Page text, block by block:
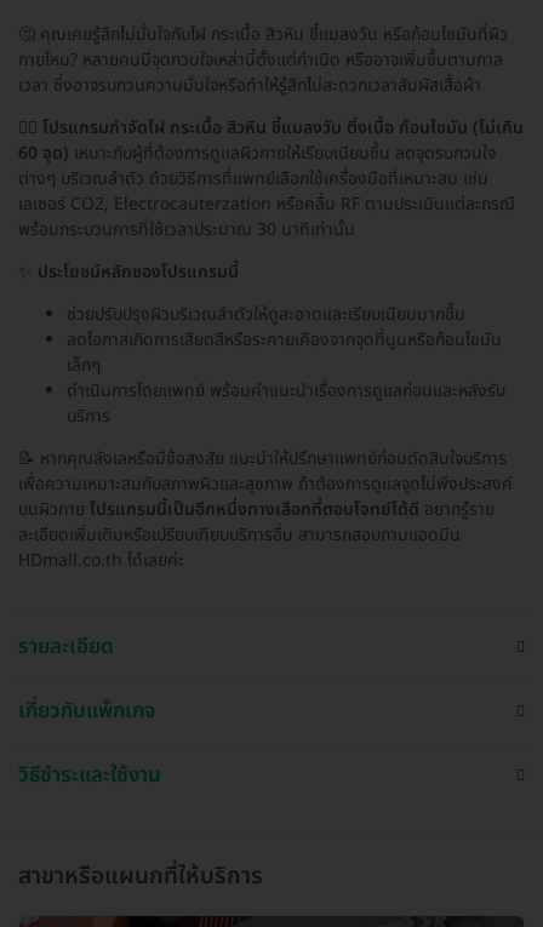
🤔 คุณเคยรู้สึกไม่มั่นใจกับไฝ กระเนื้อ สิวหิน ขี้แมลงวัน หรือก้อนไขมันที่ผิว
กายไหม? หลายคนมีจุดกวนใจเหล่านี้ตั้งแต่กำเนิด หรืออาจเพิ่มขึ้นตามกาล
เวลา ซึ่งอาจรบกวนความมั่นใจหรือทำให้รู้สึกไม่สะดวกเวลาสัมผัสเสื้อผ้า
👨‍⚕️ โปรแกรมกำจัดไฝ กระเนื้อ สิวหิน ขี้แมลงวัน ติ่งเนื้อ ก้อนไขมัน (ไม่เกิน
60 จุด) เหมาะกับผู้ที่ต้องการดูแลผิวกายให้เรียบเนียนขึ้น ลดจุดรบกวนใจ
ต่างๆ บริเวณลำตัว ด้วยวิธีการที่แพทย์เลือกใช้เครื่องมือที่เหมาะสม เช่น
เลเซอร์ CO2, Electrocauterzation หรือคลื่น RF ตามประเมินแต่ละกรณี
พร้อมกระบวนการที่ใช้เวลาประมาณ 30 นาทีเท่านั้น
ประโยชน์หลักของโปรแกรมนี้
ช่วยปรับปรุงผิวบริเวณลำตัวให้ดูสะอาดและเรียบเนียนมากขึ้น
ลดโอกาสเกิดการเสียดสีหรือระคายเคืองจากจุดที่นูนหรือก้อนไขมัน
เล็กๆ
ดำเนินการโดยแพทย์ พร้อมคำแนะนำเรื่องการดูแลก่อนและหลังรับ
บริการ
📝 หากคุณลังเลหรือมีข้อสงสัย แนะนำให้ปรึกษาแพทย์ก่อนตัดสินใจบริการ
เพื่อความเหมาะสมกับสภาพผิวและสุขภาพ ถ้าต้องการดูแลจุดไม่พึงประสงค์
บนผิวกาย โปรแกรมนี้เป็นอีกหนึ่งทางเลือกที่ตอบโจทย์ได้ดี อยากรู้ราย
ละเอียดเพิ่มเติมหรือเปรียบเทียบบริการอื่น สามารถสอบถามแอดมิน
HDmall.co.th ได้เลยค่ะ
รายละเอียด
เกี่ยวกับแพ็กเกจ
วิธีชำระและใช้งาน
สาขาหรือแผนกที่ให้บริการ